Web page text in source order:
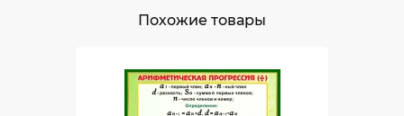
Похожие товары